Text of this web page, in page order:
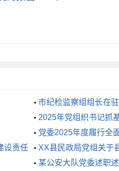
，强力整治“微腐败”。在全
实施方案》，督促正风肃纪责
实基层党组织正风肃纪责任
开展‘**行动’集中整治群众
》，组建*个宣讲组分赴全
全县侵害群众利益的不正之
，全县纪检监察组织运用第
市纪检监察组组长在
话2025年党组织书记抓
党委2025年度履行全
设责任
XX县民政局党组关于
情况的报告
某公安大队党委述职